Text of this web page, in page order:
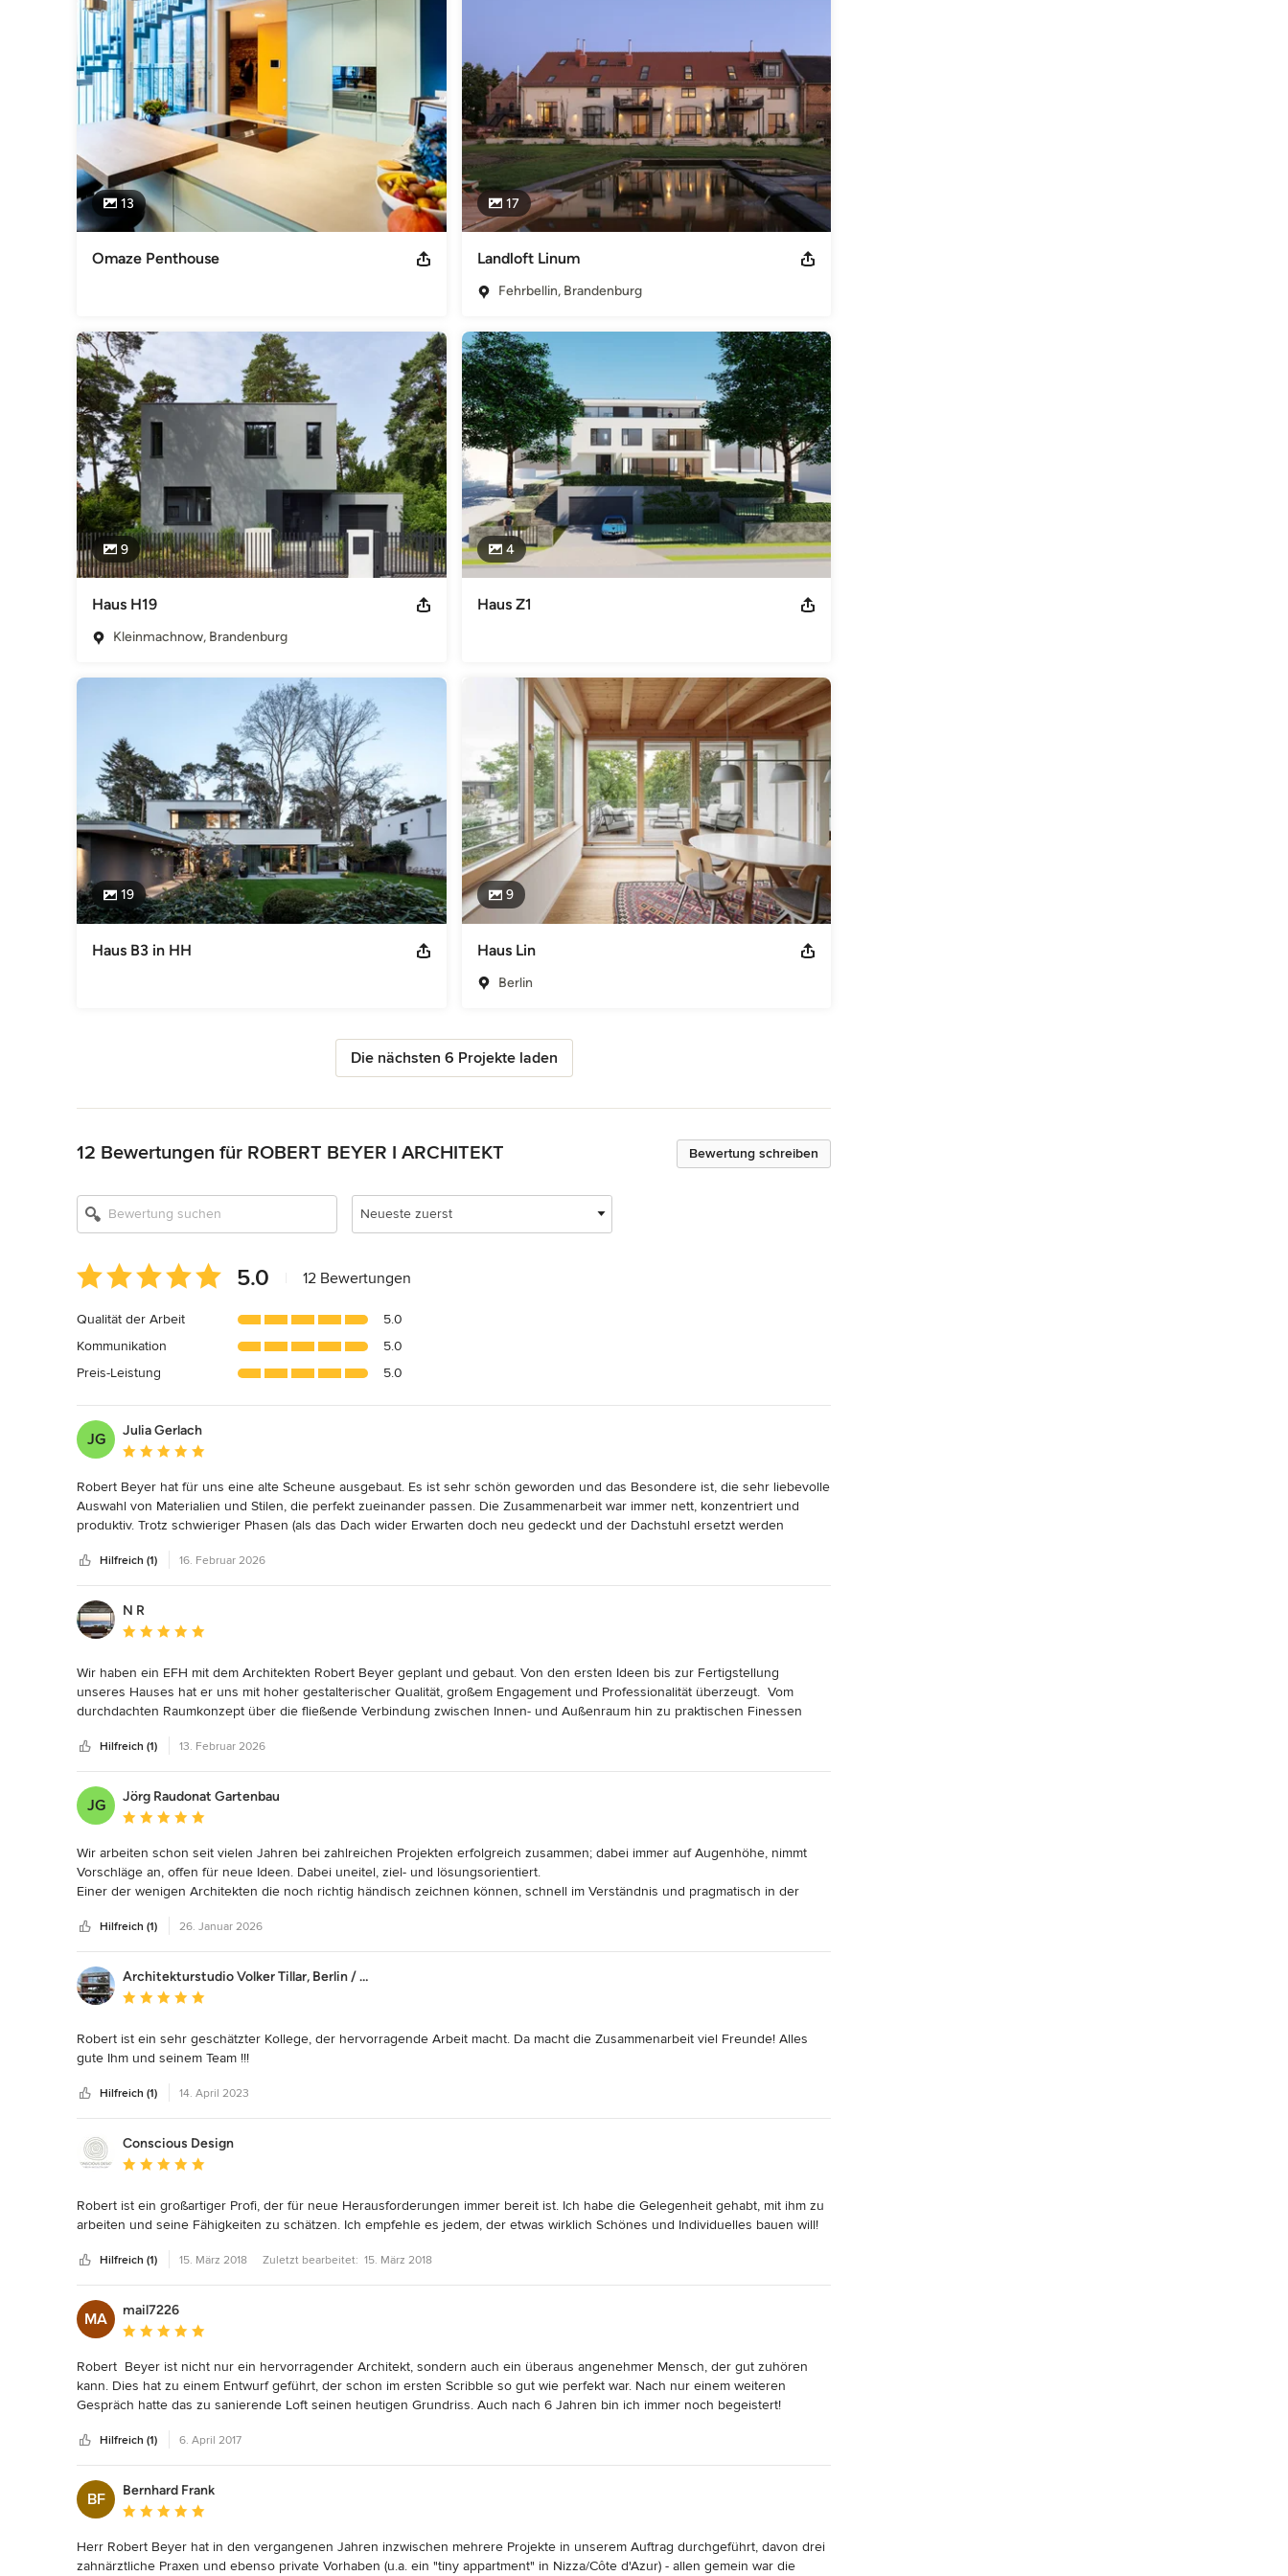
Wir suchen nach der jeweils einfachen, selbstverständlichen Lösung in perfekter Proportion. Sie darf dabei keinesfalls banal
sein, sondern soll aus der überzeugenden Lösung für die jeweilige Problemstellung eine prägnante Form ableiten.
Dabei legen wir Wert auf eine „Planung mit Augenmaß“, sowie die dazugehörige Kostenkontrolle von Beginn des Projektes an.
Wir sind keine „Materialfetischisten“, sondern davon überzeugt, dass es für jedes Budget die optimale Lösung gibt.
Ausgehend von einer Tradition der klassischen Moderne stellen wir uns den aktuellen Anforderungen von: Neubau von
Einfamilienhäusern mit Budget, Bauen im Bestand sowie energiesparendes Bauen.
* Luc de Clapiers Vauvenargues
französischer Philosoph und Schriftsteller (1715 - 1747)
Impressum
ROBERT BEYER | ARCHITEKTEN Hähnelstr. 14 12159 Berlin Telefon: 030/ 851 9370 Fax: 030/ 850 79395 Email: info[at]robert-
beyer.com Umsatzsteuer ID: DE 182 285 0956 Zuständige Architektenkammer: Mitglied der Architektenkammer Berlin, seit
(030) 29 33 07-0, Telefax (030) 29 33 07-16 Berufsrechtliche Regeln: Berliner Architekten- und Baukammergesetz (ABKG) vom
Berlin vom 02.12.1998 Nähere Informationen sind einzusehen unter: www.ak-berlin.de
Kategorie
Architekten
13
Omaze Penthouse
17
Landloft Linum
Fehrbellin, Brandenburg
9
Haus H19
Kleinmachnow, Brandenburg
4
Haus Z1
19
Haus B3 in HH
9
Haus Lin
Berlin
Die nächsten 6 Projekte laden
Bewertung schreiben
12 Bewertungen für ROBERT BEYER I ARCHITEKT
Neueste zuerst
Durchschnittliche
Bewertung:
von
5
Sternen
5.0 12 Bewertungen
Qualität der Arbeit
5.0
Kommunikation
5.0
Preis-Leistung
5.0
JG
Julia Gerlach
Durchschnittliche Bewertung: 5 von 5 Sternen
Robert Beyer hat für uns eine alte Scheune ausgebaut. Es ist sehr schön geworden und das Besondere ist, die sehr liebevolle
Auswahl von Materialien und Stilen, die perfekt zueinander passen. Die Zusammenarbeit war immer nett, konzentriert und
produktiv. Trotz schwieriger Phasen (als das Dach wider Erwarten doch neu gedeckt und der Dachstuhl ersetzt werden
freundliche Stimmung
Hilfreich (1) 16. Februar 2026
N R
Durchschnittliche Bewertung: 5 von 5 Sternen
Wir haben ein EFH mit dem Architekten Robert Beyer geplant und gebaut. Von den ersten Ideen bis zur Fertigstellung
unseres Hauses hat er uns mit hoher gestalterischer Qualität, großem Engagement und Professionalität überzeugt.  Vom
durchdachten Raumkonzept über die fließende Verbindung zwischen Innen- und Außenraum hin zu praktischen Finessen
Look dennoch warm und einladend ist. Robert Beyer hat unsere Wünsche verstanden und sie mit eigenen Ideen in ein
architektonisch sinnvolles und wirtschaftlich umsetzbares Niveau überführt, wofür wir sehr dankbar sind! Die Kommunikation
war jederzeit angenehm und transparent. Nochmals herzlichen Dank, lieber Herr Beyer!
Hilfreich (1) 13. Februar 2026
JG
Jörg Raudonat Gartenbau
Durchschnittliche Bewertung: 5 von 5 Sternen
Wir arbeiten schon seit vielen Jahren bei zahlreichen Projekten erfolgreich zusammen; dabei immer auf Augenhöhe, nimmt
Vorschläge an, offen für neue Ideen. Dabei uneitel, ziel- und lösungsorientiert.
Einer der wenigen Architekten die noch richtig händisch zeichnen können, schnell im Verständnis und pragmatisch in der
Hilfreich (1) 26. Januar 2026
Architekturstudio Volker Tillar, Berlin / Lingen
Durchschnittliche Bewertung: 5 von 5 Sternen
Robert ist ein sehr geschätzter Kollege, der hervorragende Arbeit macht. Da macht die Zusammenarbeit viel Freunde! Alles
gute Ihm und seinem Team !!!
Hilfreich (1) 14. April 2023
Conscious Design
Durchschnittliche Bewertung: 5 von 5 Sternen
Robert ist ein großartiger Profi, der für neue Herausforderungen immer bereit ist. Ich habe die Gelegenheit gehabt, mit ihm zu
arbeiten und seine Fähigkeiten zu schätzen. Ich empfehle es jedem, der etwas wirklich Schönes und Individuelles bauen will!
Hilfreich (1) 15. März 2018 Zuletzt bearbeitet: 15. März 2018
MA
mail7226
Durchschnittliche Bewertung: 5 von 5 Sternen
Robert  Beyer ist nicht nur ein hervorragender Architekt, sondern auch ein überaus angenehmer Mensch, der gut zuhören
kann. Dies hat zu einem Entwurf geführt, der schon im ersten Scribble so gut wie perfekt war. Nach nur einem weiteren
Gespräch hatte das zu sanierende Loft seinen heutigen Grundriss. Auch nach 6 Jahren bin ich immer noch begeistert!
Hilfreich (1) 6. April 2017
BF
Bernhard Frank
Durchschnittliche Bewertung: 5 von 5 Sternen
Herr Robert Beyer hat in den vergangenen Jahren inzwischen mehrere Projekte in unserem Auftrag durchgeführt, davon drei
zahnärztliche Praxen und ebenso private Vorhaben (u.a. ein "tiny appartment" in Nizza/Côte d'Azur) - allen gemein war die